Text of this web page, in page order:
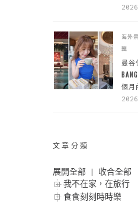
海外
輯
曼谷
個月
文章分類
展開全部 | 收合全部
我不在家，在旅行
食食刻刻時時樂